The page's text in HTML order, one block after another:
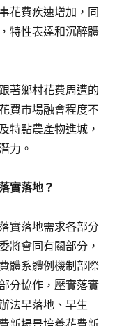
花費疾速增加，同
特性表達和沉醉體
著鄉村花費周遭的
費市場融會程度不
特點農產物進城，
力。
實落地？
實落地需求各部分
將會同有關部分，
體系體例機制部際
分協作，壓實落實
法早落地、早生